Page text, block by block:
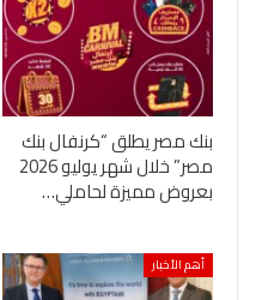
بنك مصر يطلق “كرنفال بنك
مصر” خلال شهر يوليو 2026
بعروض مميزة لحاملي…
أهم الأخبار